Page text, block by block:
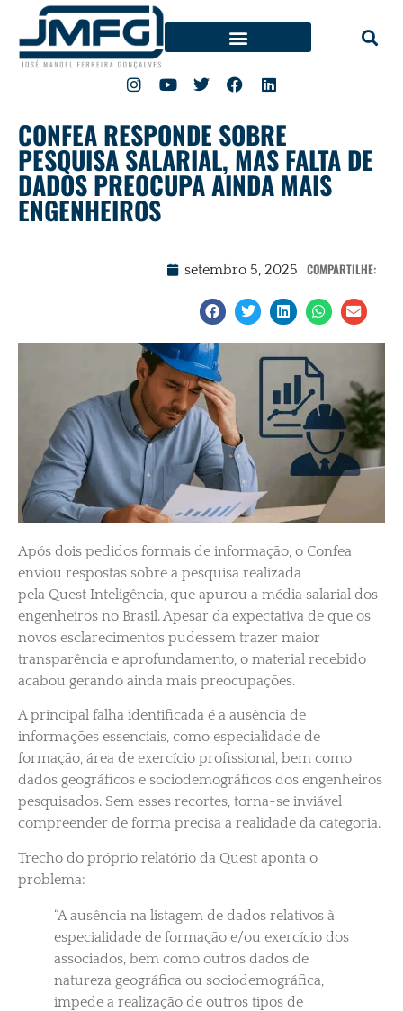
CONFEA RESPONDE SOBRE
PESQUISA SALARIAL, MAS FALTA DE
DADOS PREOCUPA AINDA MAIS
ENGENHEIROS
setembro 5, 2025 COMPARTILHE:
Após dois pedidos formais de informação, o Confea
enviou respostas sobre a pesquisa realizada
pela Quest Inteligência, que apurou a média salarial dos
engenheiros no Brasil. Apesar da expectativa de que os
novos esclarecimentos pudessem trazer maior
transparência e aprofundamento, o material recebido
acabou gerando ainda mais preocupações.
A principal falha identificada é a ausência de
informações essenciais, como especialidade de
formação, área de exercício profissional, bem como
dados geográficos e sociodemográficos dos engenheiros
pesquisados. Sem esses recortes, torna-se inviável
compreender de forma precisa a realidade da categoria.
Trecho do próprio relatório da Quest aponta o
problema:
“A ausência na listagem de dados relativos à
especialidade de formação e/ou exercício dos
associados, bem como outros dados de
natureza geográfica ou sociodemográfica,
impede a realização de outros tipos de